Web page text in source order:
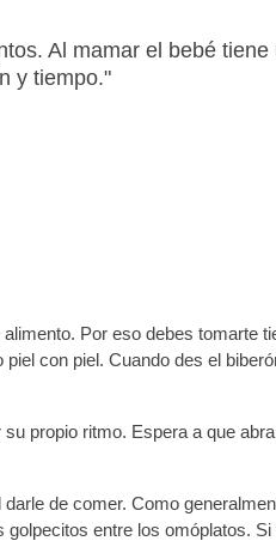
Al mamar el bebé
y tiempo."
Por eso debes
con piel. Cuando des el
propio ritmo. Espera a que
de comer. Como
entre los omóplatos.